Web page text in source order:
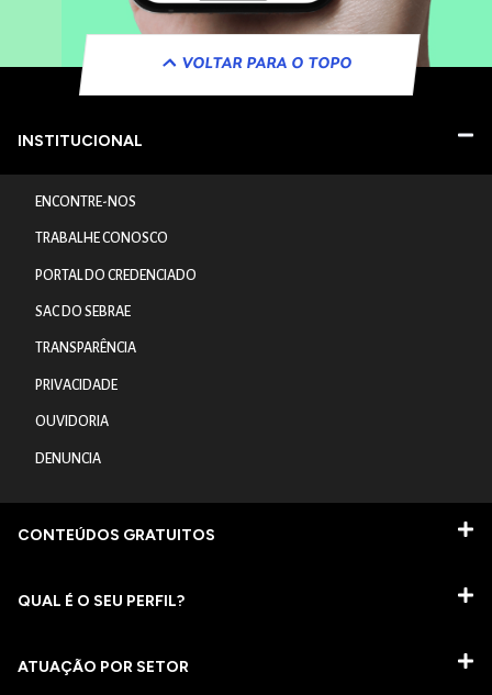
VOLTAR PARA O TOPO
INSTITUCIONAL
ENCONTRE-NOS
TRABALHE CONOSCO
PORTAL DO CREDENCIADO
SAC DO SEBRAE
TRANSPARÊNCIA
PRIVACIDADE
OUVIDORIA
DENUNCIA
CONTEÚDOS GRATUITOS
QUAL É O SEU PERFIL?
ATUAÇÃO POR SETOR